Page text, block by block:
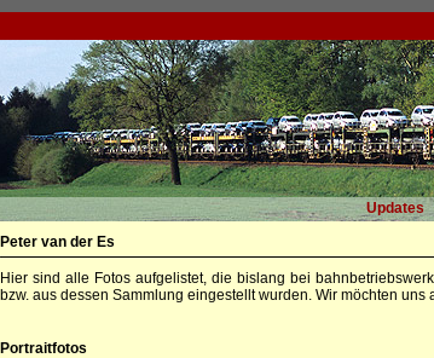
Updates
Peter van der Es
Hier sind alle Fotos aufgelistet, die bislang bei
bzw. aus dessen Sammlung eingestellt wurden. Wir möchten
Portraitfotos